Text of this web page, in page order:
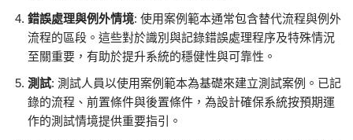
錯誤處理與例外情境: 使用案例範本通常包含替代流程與例外
流程的區段。這些對於識別與記錄錯誤處理程序及特殊情況
至關重要，有助於提升系統的穩健性與可靠性。
測試: 測試人員以使用案例範本為基礎來建立測試案例。已記
錄的流程、前置條件與後置條件，為設計確保系統按預期運
作的測試情境提供重要指引。